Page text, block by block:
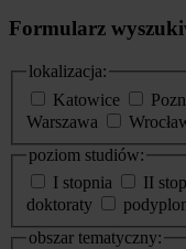
Formularz
lokalizacja:
Katowice
Warszawa
poziom studiów:
I stopnia
II
doktoraty
obszar tematyczny: